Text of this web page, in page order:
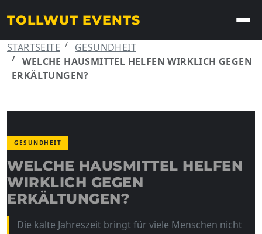
TOLLWUT EVENTS
STARTSEITE
GESUNDHEIT
WELCHE HAUSMITTEL HELFEN WIRKLICH GEGEN
ERKÄLTUNGEN?
GESUNDHEIT
WELCHE HAUSMITTEL HELFEN
WIRKLICH GEGEN
ERKÄLTUNGEN?
Die kalte Jahreszeit bringt für viele Menschen nicht